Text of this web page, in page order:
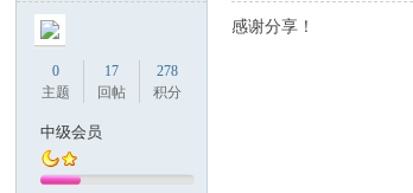
0
主题
17
回帖
278
积分
中级会员
感谢分享！